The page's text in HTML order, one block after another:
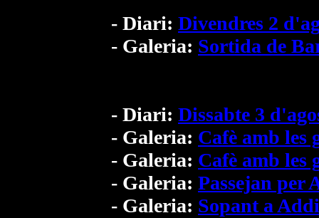
- Diari: Divendres 2
- Galeria: Sortida de
- Diari: Dissabte 3
- Galeria: Cafè amb les
- Galeria: Cafè amb les
- Galeria: Passejan per
- Galeria: Sopant a